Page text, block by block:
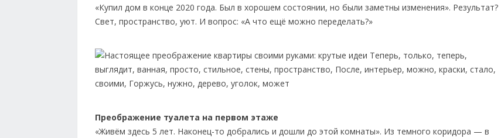
«Купил дом в конце 2020 года. Был в хорошем состоянии, но были заметны изменения». Результат?
Свет, пространство, уют. И вопрос: «А что ещё можно переделать?»
Преображение туалета на первом этаже
«Живём здесь 5 лет. Наконец-то добрались и дошли до этой комнаты». Из темного коридора — в